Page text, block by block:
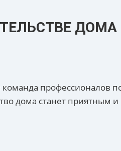
ДОМА
профессионалов
дома станет приятным и